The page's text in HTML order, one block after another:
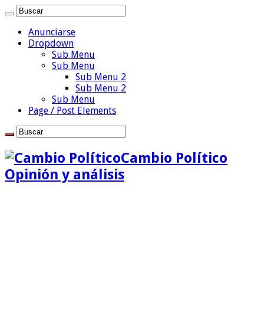
Anunciarse
Dropdown
Sub Menu
Sub Menu
Sub Menu 2
Sub Menu 2
Sub Menu
Page / Post Elements
Cambio Político
Opinión y análisis